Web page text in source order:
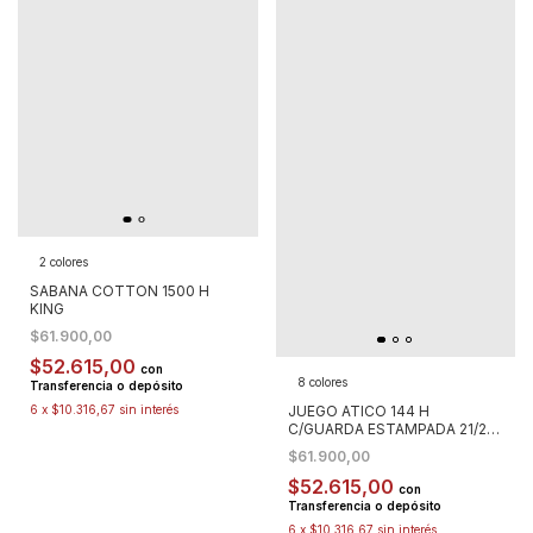
2 colores
SABANA COTTON 1500 H
KING
$61.900,00
$52.615,00 con
Transferencia o depósito
6 x $10.316,67 sin interés
8 colores
JUEGO ATICO 144 H
C/GUARDA ESTAMPADA 21/2
PZA
$61.900,00
$52.615,00 con
Transferencia o depósito
6 x $10.316,67 sin interés